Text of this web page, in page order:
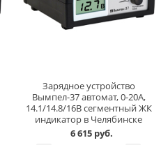
Зарядное устройство
Вымпел-37 автомат, 0-20А,
14.1/14.8/16В сегментный ЖК
индикатор в Челябинске
6 615 руб.